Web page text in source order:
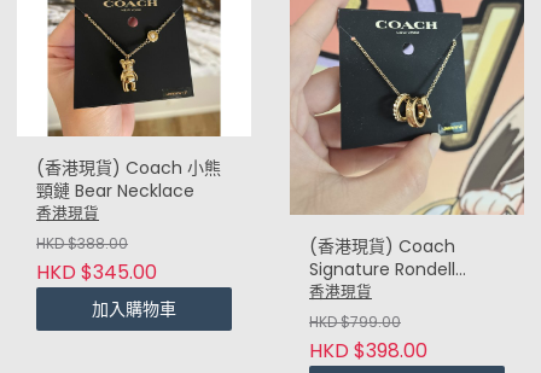
(香港現貨) Coach 小熊
頸鏈 Bear Necklace
香港現貨
HKD $388.00
HKD $345.00
加入購物車
(香港現貨) Coach
Signature Rondell
Necklace 三圈頸鏈 (金
Gold)
香港現貨
HKD $799.00
HKD $398.00